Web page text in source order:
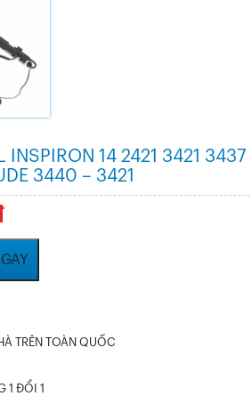
INSPIRON 14 2421 3421 3437
3440 – 3421
TRÊN TOÀN QUỐC
1 ĐỔI 1